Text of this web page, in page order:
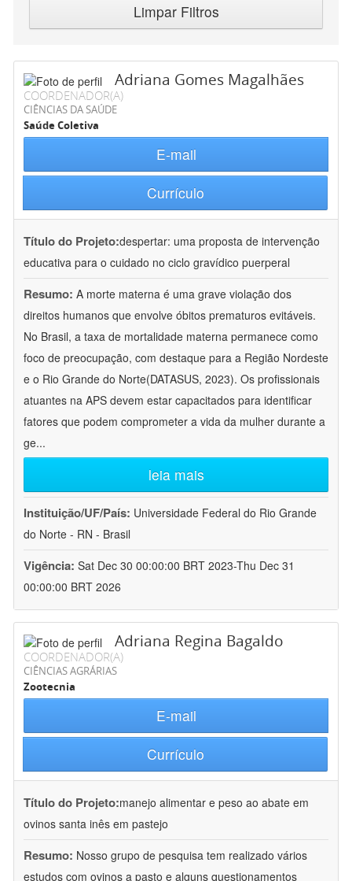
Limpar Filtros
Adriana Gomes Magalhães
COORDENADOR(A)
CIÊNCIAS DA SAÚDE
Saúde Coletiva
E-mail
Currículo
Título do Projeto:despertar: uma proposta de intervenção
educativa para o cuidado no ciclo gravídico puerperal
Resumo: A morte materna é uma grave violação dos
direitos humanos que envolve óbitos prematuros evitáveis.
No Brasil, a taxa de mortalidade materna permanece como
foco de preocupação, com destaque para a Região Nordeste
e o Rio Grande do Norte(DATASUS, 2023). Os profissionais
atuantes na APS devem estar capacitados para identificar
fatores que podem comprometer a vida da mulher durante a
ge...
leia mais
Instituição/UF/País: Universidade Federal do Rio Grande
do Norte - RN - Brasil
Vigência: Sat Dec 30 00:00:00 BRT 2023-Thu Dec 31
00:00:00 BRT 2026
Adriana Regina Bagaldo
COORDENADOR(A)
CIÊNCIAS AGRÁRIAS
Zootecnia
E-mail
Currículo
Título do Projeto:manejo alimentar e peso ao abate em
ovinos santa inês em pastejo
Resumo: Nosso grupo de pesquisa tem realizado vários
estudos com ovinos a pasto e alguns questionamentos